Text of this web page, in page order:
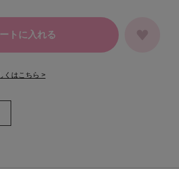
トに入れる
くはこちら >